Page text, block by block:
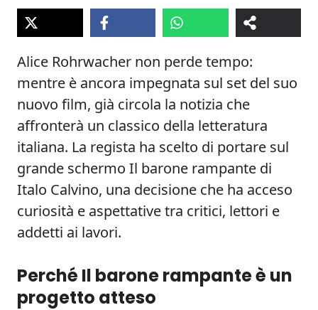
Alice Rohrwacher non perde tempo:
mentre è ancora impegnata sul set del suo
nuovo film, già circola la notizia che
affronterà un classico della letteratura
italiana. La regista ha scelto di portare sul
grande schermo Il barone rampante di
Italo Calvino, una decisione che ha acceso
curiosità e aspettative tra critici, lettori e
addetti ai lavori.
Perché Il barone rampante è un
progetto atteso